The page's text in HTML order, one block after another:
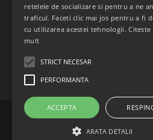
Str. Vasile Mironiuc nr. 3,
Pentru detalii suplimentare,
politica de returnare a
Icons made byMadebyoliver
retelele de socializare si pentru a ne
traficul. Faceti clic mai jos pentru a fi
cu utilizarea acestei tehnologii.Citeste
mult
STRICT NECESAR
PERFORMANTA
ACCEPTA
ARATA DETALII